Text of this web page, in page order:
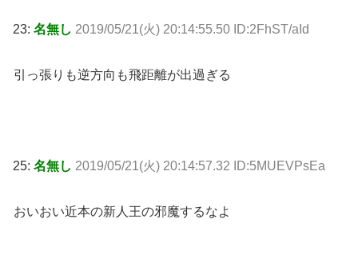
23: 名無し 2019/05/21(火) 20:14:55.50 ID:2FhST/aId
引っ張りも逆方向も飛距離が出過ぎる
25: 名無し 2019/05/21(火) 20:14:57.32 ID:5MUEVPsEa
おいおい近本の新人王の邪魔するなよ